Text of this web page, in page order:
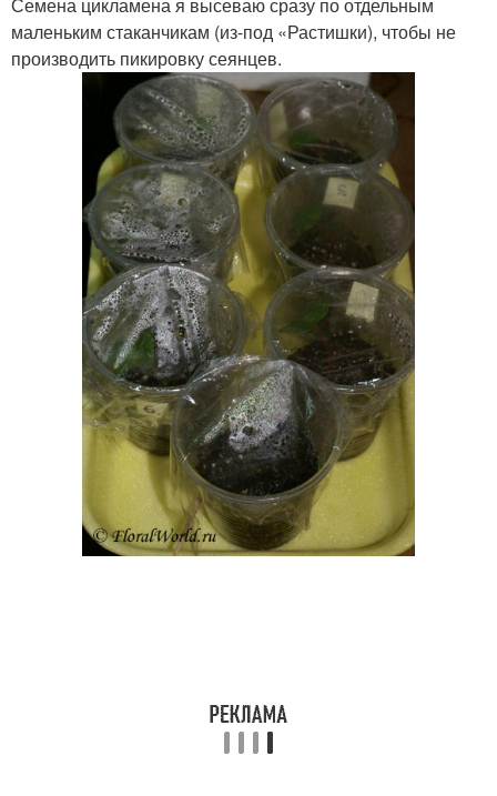
маленьким стаканчикам (из-под «Растишки), чтобы не
производить пикировку сеянцев.